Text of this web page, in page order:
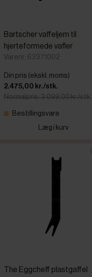
Bartscher vaffeljern til
hjerteformede vafler
Varenr: 63371002
Din pris (ekskl. moms)
2.475,00 kr./stk.
Normalpris: 3.099,00 kr./stk.
Bestillingsvare
Læg i kurv
The Eggcheff plastgaffel